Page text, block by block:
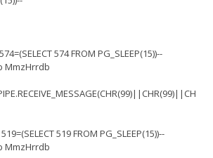
574 FROM PG_SLEEP(15))--
MmzHrrdb
519 FROM PG_SLEEP(15))--
MmzHrrdb